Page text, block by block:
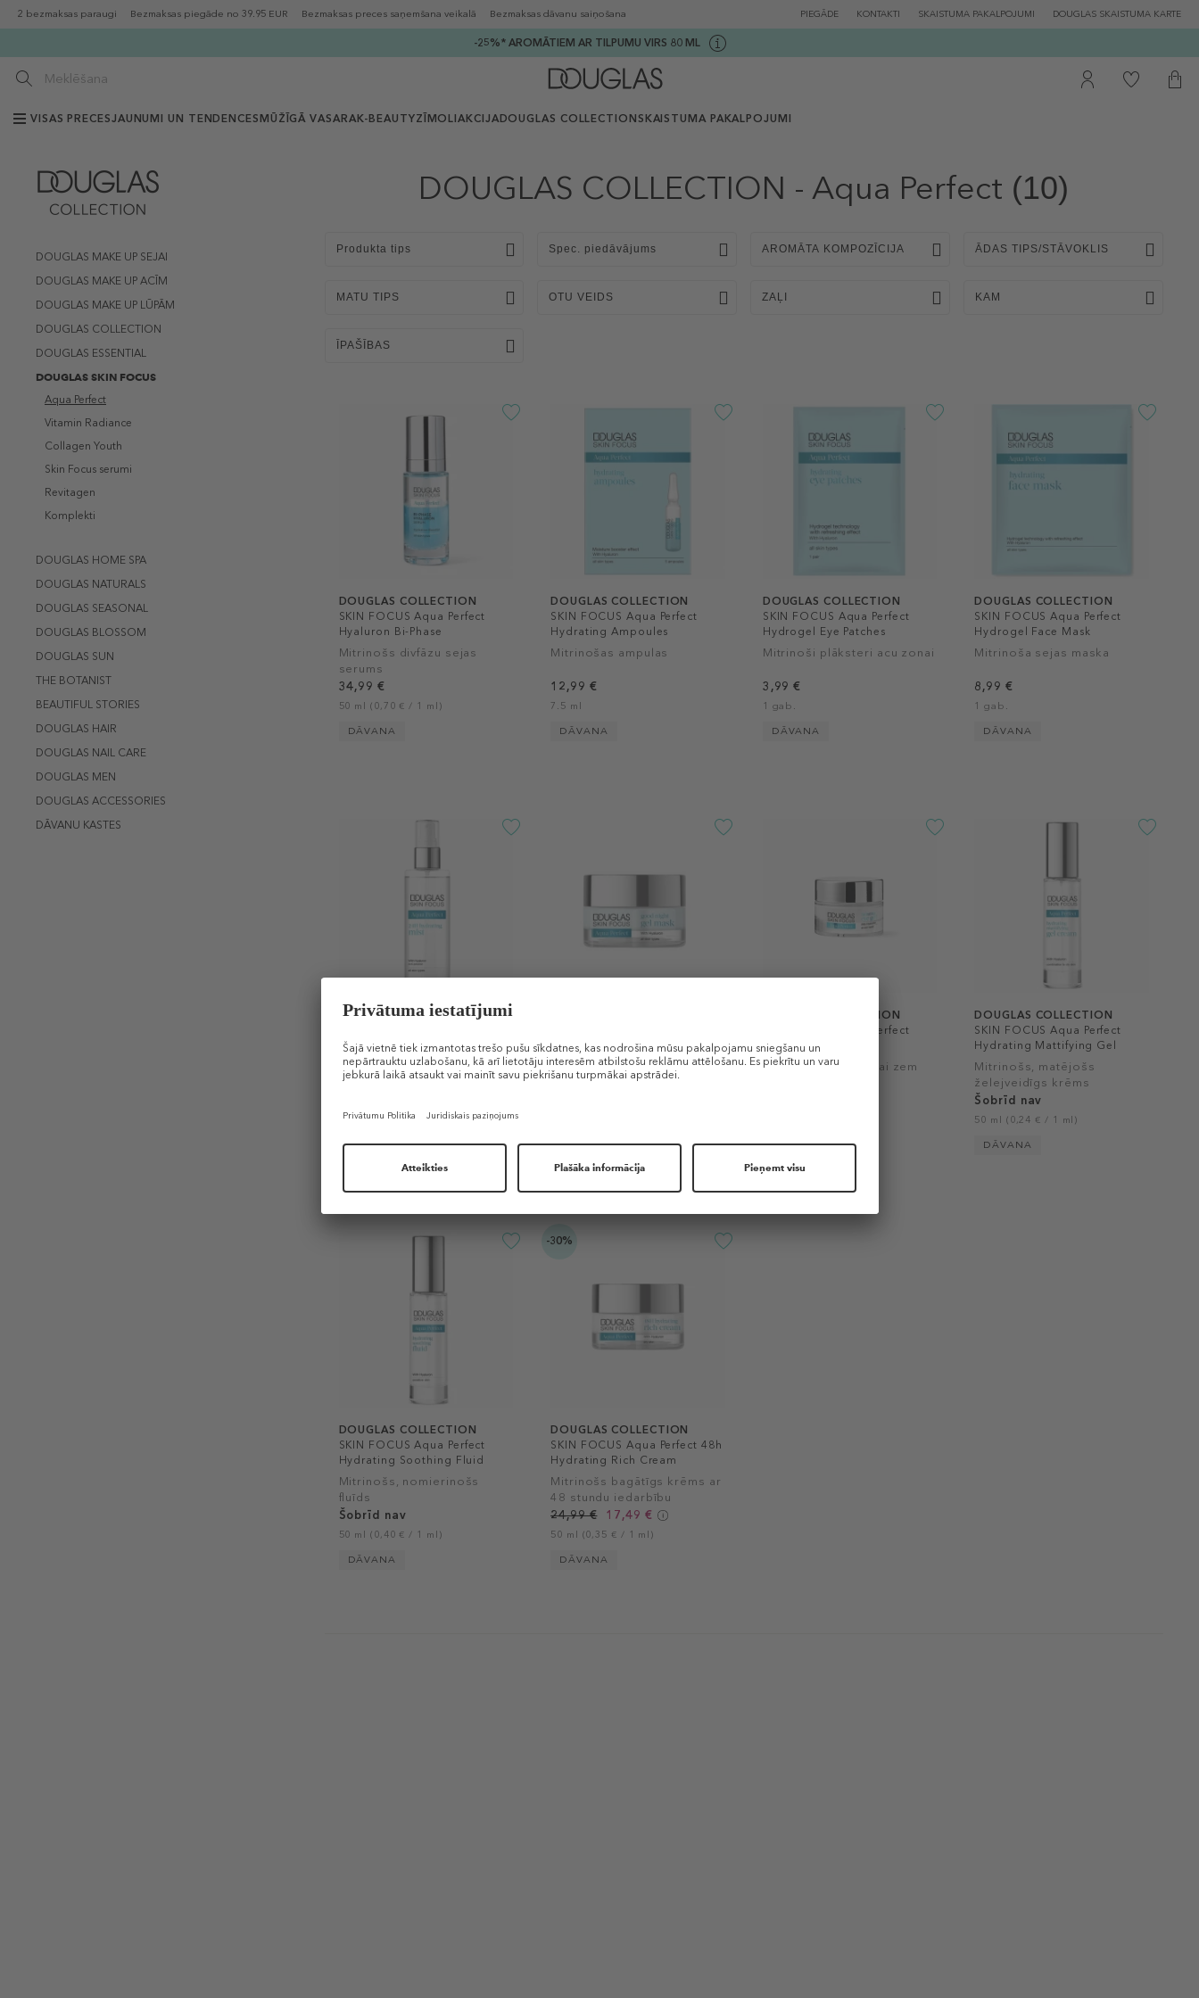
2 bezmaksas paraugi Bezmaksas piegāde no 39.95 EUR Bezmaksas preces saņemšana veikalā Bezmaksas dāvanu saiņošana PIEGĀDE KONTAKTI SKAISTUMA PAKALPOJUMI DOUGLAS SKAISTUMA KARTE
-25%* AROMĀTIEM AR TILPUMU VIRS 80 ML
VISAS PRECESJAUNUMI UN TENDENCES MŪŽĪGĀ VASARAK-BEAUTYZĪMOLIAKCIJADOUGLAS COLLECTION SKAISTUMA PAKALPOJUMI
DOUGLAS MAKE UP SEJAI
DOUGLAS MAKE UP ACĪM
DOUGLAS MAKE UP LŪPĀM
DOUGLAS COLLECTION
DOUGLAS ESSENTIAL
DOUGLAS SKIN FOCUS
Aqua Perfect
Vitamin Radiance
Collagen Youth
Skin Focus serumi
Revitagen
Komplekti
DOUGLAS HOME SPA
DOUGLAS NATURALS
DOUGLAS SEASONAL
DOUGLAS BLOSSOM
DOUGLAS SUN
THE BOTANIST
BEAUTIFUL STORIES
DOUGLAS HAIR
DOUGLAS NAIL CARE
DOUGLAS MEN
DOUGLAS ACCESSORIES
DĀVANU KASTES
DOUGLAS COLLECTION - Aqua Perfect (10)
Produkta tips Spec. piedāvājums AROMĀTA KOMPOZĪCIJA ĀDAS TIPS/STĀVOKLIS
MATU TIPS OTU VEIDS ZAĻI KAM
ĪPAŠĪBAS
DOUGLAS COLLECTION
SKIN FOCUS Aqua Perfect
Hyaluron Bi-Phase
Mitrinošs divfāzu sejas
serums
34,99 €
50 ml (0,70 € / 1 ml)
DĀVANA
DOUGLAS COLLECTION
SKIN FOCUS Aqua Perfect
Hydrating Ampoules
Mitrinošas ampulas
12,99 €
7.5 ml
DĀVANA
DOUGLAS COLLECTION
SKIN FOCUS Aqua Perfect
Hydrogel Eye Patches
Mitrinoši plāksteri acu zonai
3,99 €
1 gab.
DĀVANA
DOUGLAS COLLECTION
SKIN FOCUS Aqua Perfect
Hydrogel Face Mask
Mitrinoša sejas maska
8,99 €
1 gab.
DĀVANA
DOUGLAS COLLECTION
Hydrating Mist
Mitrinošs sprejs ar 24
stundu iedarbību
100 ml (0,11 € / 1 ml)
DĀVANA
Good Night Gel Mask
Želejveidīga nakts maska
DĀVANA
DOUGLAS COLLECTION
SKIN FOCUS Aqua Perfect
Hydrating Eye Gel
Mitrinoša želeja ādai zem
DĀVANA
DOUGLAS COLLECTION
SKIN FOCUS Aqua Perfect
Hydrating Mattifying Gel
Cream
Mitrinošs, matējošs
želejveidīgs krēms
Šobrīd nav
50 ml (0,24 € / 1 ml)
DĀVANA
DOUGLAS COLLECTION
SKIN FOCUS Aqua Perfect
Hydrating Soothing Fluid
Mitrinošs, nomierinošs
fluīds
Šobrīd nav
50 ml (0,40 € / 1 ml)
DĀVANA
-30%
DOUGLAS COLLECTION
SKIN FOCUS Aqua Perfect 48h
Hydrating Rich Cream
Mitrinošs bagātīgs krēms ar
48 stundu iedarbību
24,99 €
17,49 €
50 ml (0,35 € / 1 ml)
DĀVANA